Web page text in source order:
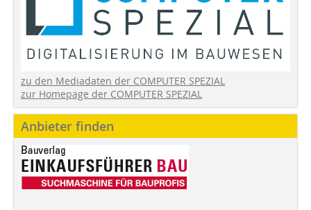
zu den Mediadaten der COMPUTER SPEZIAL
zur Homepage der COMPUTER SPEZIAL
Anbieter finden